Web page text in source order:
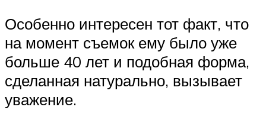
Особенно интересен тот факт, что
на момент съемок ему было уже
больше 40 лет и подобная форма,
сделанная натурально, вызывает
уважение.